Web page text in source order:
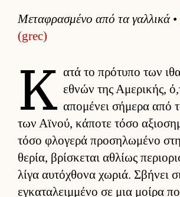
Μεταφρασμένο από τα γαλ­λικά•
(grec)
Κ ατά το πρότυπο των
εθνών της Αμερικής,
απομένει σήμερα από
των Αϊνού, κάποτε τόσο
τόσο φλογερά προσηλωμένο
θερία, βρίσκεται αθλίως
λίγα αυ­τόχθονα χωριά. Σβήνει
εγκαταλειμ­μένο σε μια μοίρα